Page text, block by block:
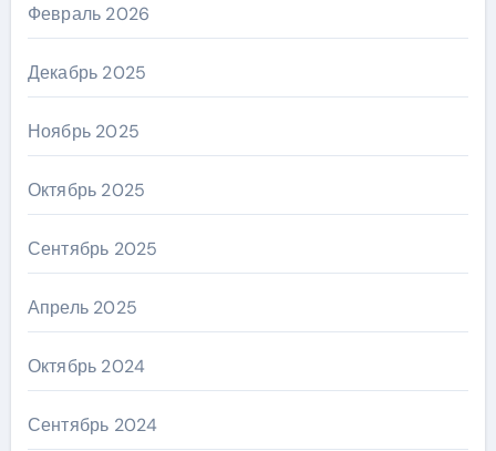
Февраль 2026
Декабрь 2025
Ноябрь 2025
Октябрь 2025
Сентябрь 2025
Апрель 2025
Октябрь 2024
Сентябрь 2024